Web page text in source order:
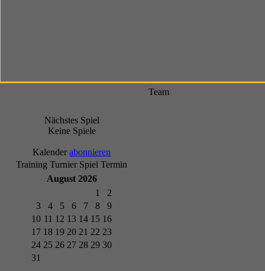
Nächstes Spiel
Keine Spiele
Kalender abonnieren
Training Turnier Spiel Termin
August 2026
1
2
3
4 5 6 7 8
9
10 11 12 13 14 15 16
17 18 19 20 21 22 23
24 25 26 27 28 29 30
31
Team